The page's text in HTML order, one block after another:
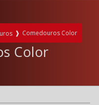
❱ Comedouros Color
Color